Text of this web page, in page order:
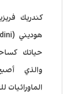
كندريك
حياتك
والذي
الماورائيات